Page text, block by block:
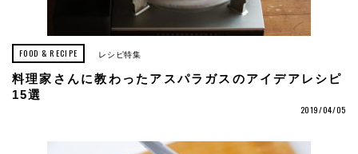
FOOD & RECIPE レシピ特集
料理家さんに教わったアスパラガスのアイデアレシピ
15選
2019/04/05